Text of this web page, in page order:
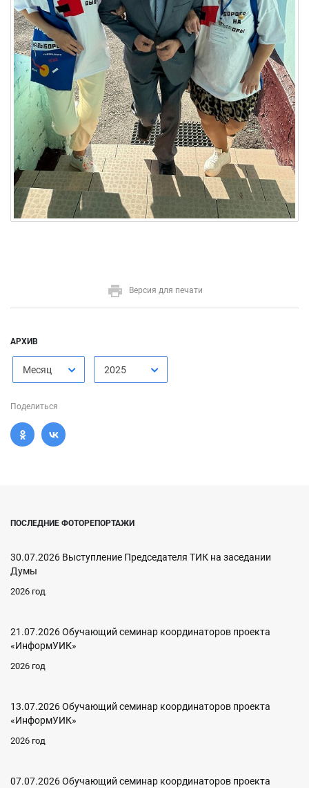
Версия для печати
АРХИВ
Месяц 2025
Поделиться
ПОСЛЕДНИЕ ФОТОРЕПОРТАЖИ
30.07.2026 Выступление Председателя ТИК на заседании
Думы
2026 год
21.07.2026 Обучающий семинар координаторов проекта
«ИнформУИК»
2026 год
13.07.2026 Обучающий семинар координаторов проекта
«ИнформУИК»
2026 год
07.07.2026 Обучающий семинар координаторов проекта